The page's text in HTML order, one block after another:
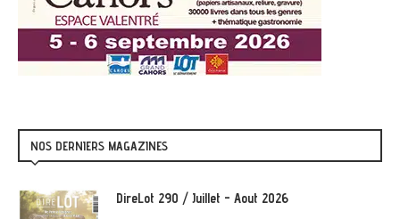
NOS DERNIERS MAGAZINES
DireLot 290 / Juillet - Aout 2026